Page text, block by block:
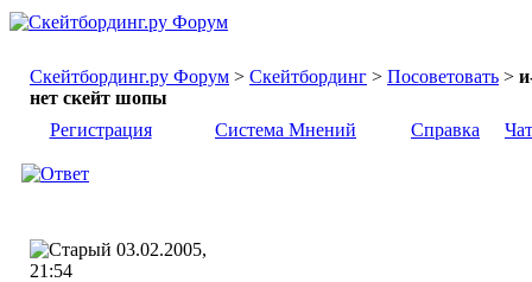
Скейтбординг.ру Форум > Скейтбординг > Посоветовать >
нет скейт шопы
Регистрация
Система Мнений Справка Чат
03.02.2005,
21:54